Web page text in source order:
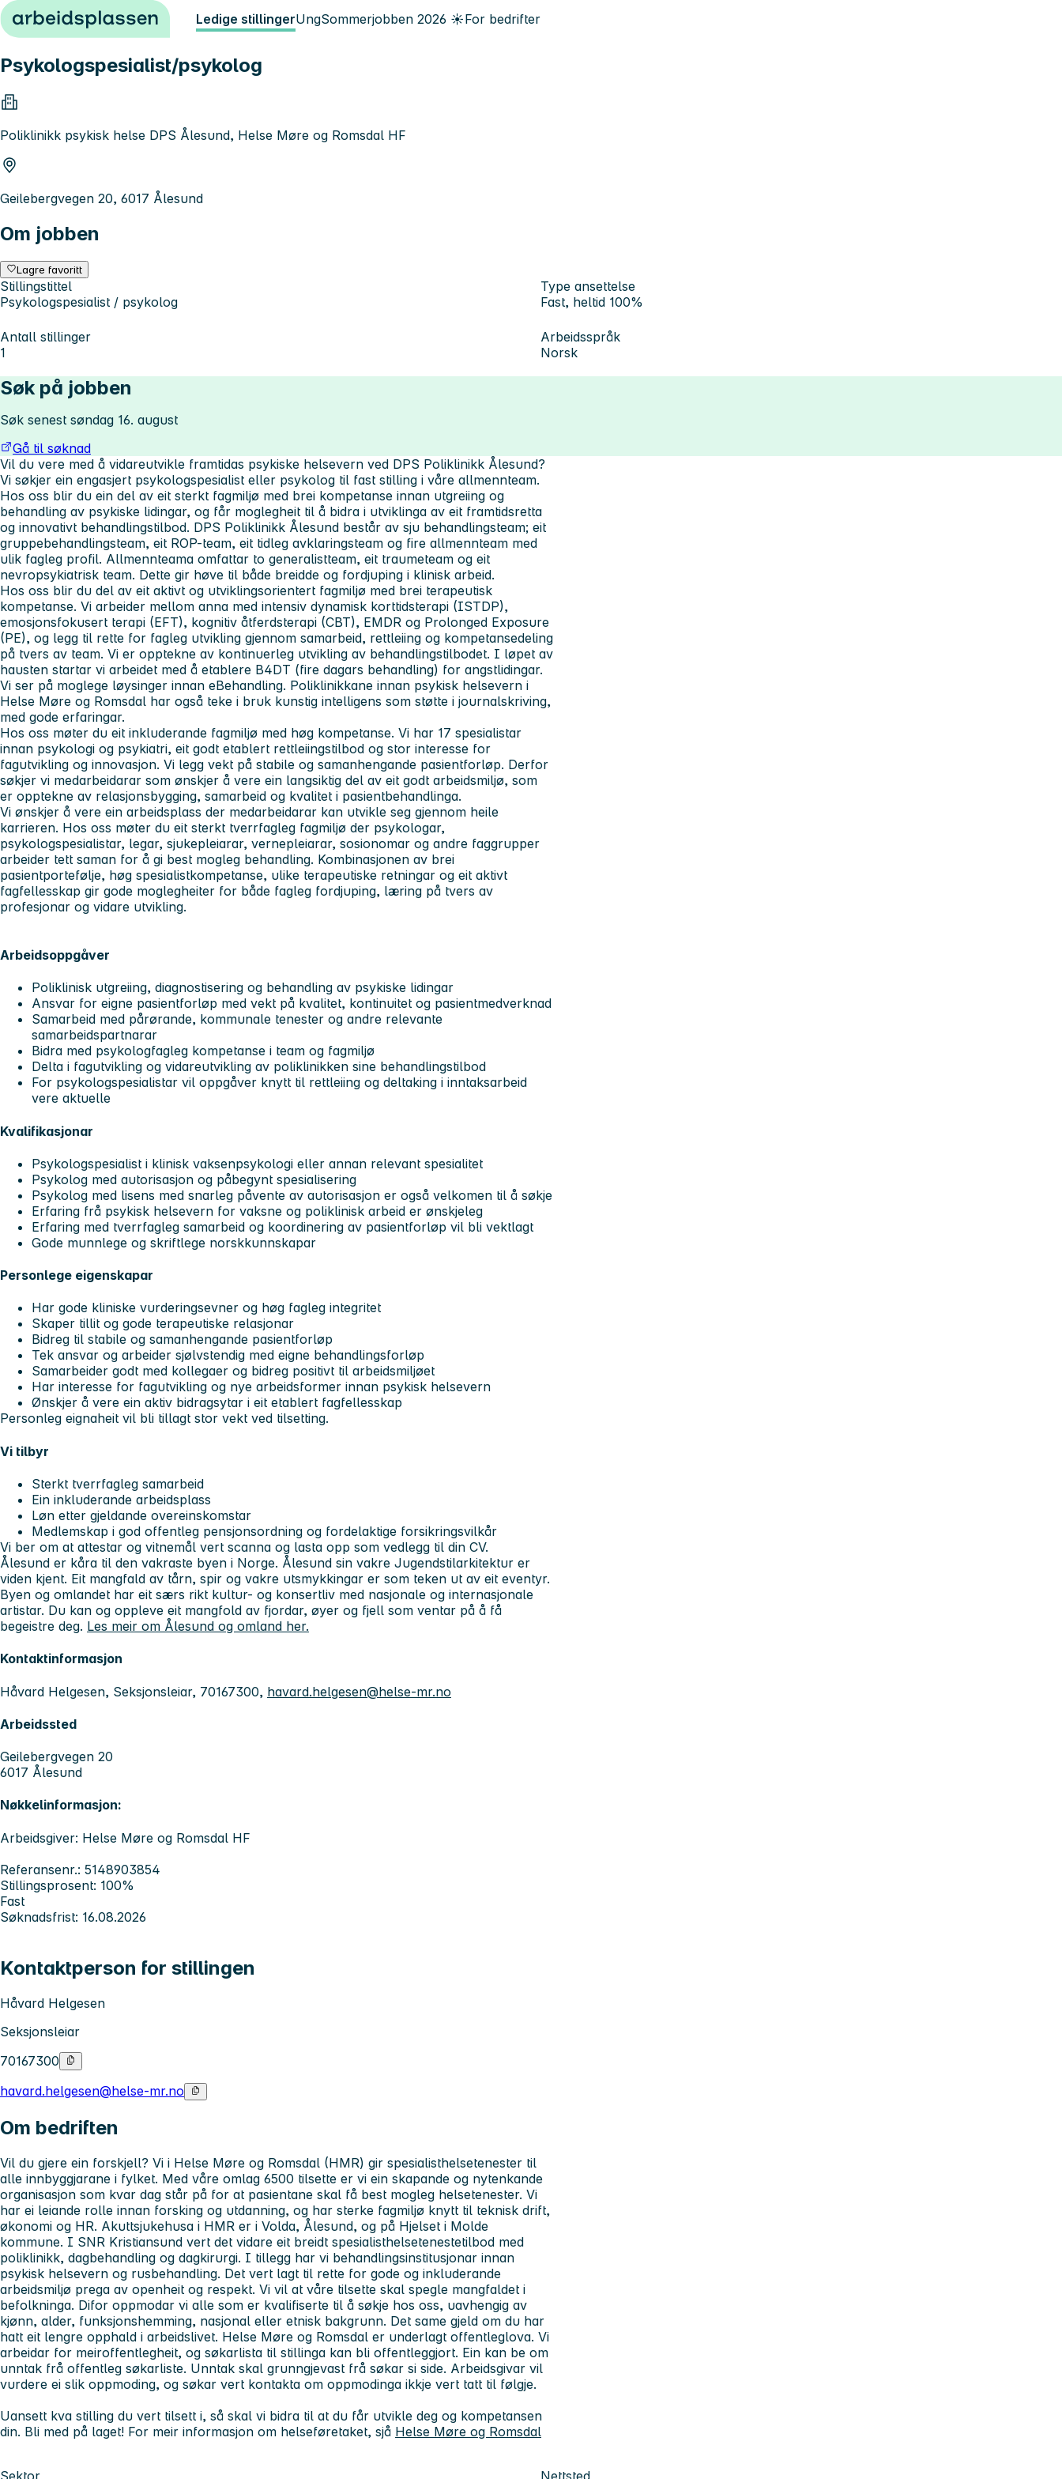
Hopp til innhold Ledige stillingerUngSommerjobben 2026 ☀️For bedrifter
Psykologspesialist/psykolog
Poliklinikk psykisk helse DPS Ålesund, Helse Møre og Romsdal HF
Geilebergvegen 20, 6017 Ålesund
Om jobben
Lagre favoritt
Stillingstittel
Psykologspesialist / psykolog
Type ansettelse
Fast, heltid 100%
Antall stillinger
1
Arbeidsspråk
Norsk
Søk på jobben
Søk senest søndag 16. august
Gå til søknad
Vil du vere med å vidareutvikle framtidas psykiske helsevern ved DPS Poliklinikk Ålesund?
Vi søkjer ein engasjert psykologspesialist eller psykolog til fast stilling i våre allmennteam.
Hos oss blir du ein del av eit sterkt fagmiljø med brei kompetanse innan utgreiing og
behandling av psykiske lidingar, og får moglegheit til å bidra i utviklinga av eit framtidsretta
og innovativt behandlingstilbod. DPS Poliklinikk Ålesund består av sju behandlingsteam; eit
gruppebehandlingsteam, eit ROP-team, eit tidleg avklaringsteam og fire allmennteam med
ulik fagleg profil. Allmennteama omfattar to generalistteam, eit traumeteam og eit
nevropsykiatrisk team. Dette gir høve til både breidde og fordjuping i klinisk arbeid.
Hos oss blir du del av eit aktivt og utviklingsorientert fagmiljø med brei terapeutisk
kompetanse. Vi arbeider mellom anna med intensiv dynamisk korttidsterapi (ISTDP),
emosjonsfokusert terapi (EFT), kognitiv åtferdsterapi (CBT), EMDR og Prolonged Exposure
(PE), og legg til rette for fagleg utvikling gjennom samarbeid, rettleiing og kompetansedeling
på tvers av team. Vi er opptekne av kontinuerleg utvikling av behandlingstilbodet. I løpet av
hausten startar vi arbeidet med å etablere B4DT (fire dagars behandling) for angstlidingar.
Vi ser på moglege løysinger innan eBehandling. Poliklinikkane innan psykisk helsevern i
Helse Møre og Romsdal har også teke i bruk kunstig intelligens som støtte i journalskriving,
med gode erfaringar.
Hos oss møter du eit inkluderande fagmiljø med høg kompetanse. Vi har 17 spesialistar
innan psykologi og psykiatri, eit godt etablert rettleiingstilbod og stor interesse for
fagutvikling og innovasjon. Vi legg vekt på stabile og samanhengande pasientforløp. Derfor
søkjer vi medarbeidarar som ønskjer å vere ein langsiktig del av eit godt arbeidsmiljø, som
er opptekne av relasjonsbygging, samarbeid og kvalitet i pasientbehandlinga.
Vi ønskjer å vere ein arbeidsplass der medarbeidarar kan utvikle seg gjennom heile
karrieren. Hos oss møter du eit sterkt tverrfagleg fagmiljø der psykologar,
psykologspesialistar, legar, sjukepleiarar, vernepleiarar, sosionomar og andre faggrupper
arbeider tett saman for å gi best mogleg behandling. Kombinasjonen av brei
pasientportefølje, høg spesialistkompetanse, ulike terapeutiske retningar og eit aktivt
fagfellesskap gir gode moglegheiter for både fagleg fordjuping, læring på tvers av
profesjonar og vidare utvikling.
Arbeidsoppgåver
Poliklinisk utgreiing, diagnostisering og behandling av psykiske lidingar
Ansvar for eigne pasientforløp med vekt på kvalitet, kontinuitet og pasientmedverknad
Samarbeid med pårørande, kommunale tenester og andre relevante
samarbeidspartnarar
Bidra med psykologfagleg kompetanse i team og fagmiljø
Delta i fagutvikling og vidareutvikling av poliklinikken sine behandlingstilbod
For psykologspesialistar vil oppgåver knytt til rettleiing og deltaking i inntaksarbeid
vere aktuelle
Kvalifikasjonar
Psykologspesialist i klinisk vaksenpsykologi eller annan relevant spesialitet
Psykolog med autorisasjon og påbegynt spesialisering
Psykolog med lisens med snarleg påvente av autorisasjon er også velkomen til å søkje
Erfaring frå psykisk helsevern for vaksne og poliklinisk arbeid er ønskjeleg
Erfaring med tverrfagleg samarbeid og koordinering av pasientforløp vil bli vektlagt
Gode munnlege og skriftlege norskkunnskapar
Personlege eigenskapar
Har gode kliniske vurderingsevner og høg fagleg integritet
Skaper tillit og gode terapeutiske relasjonar
Bidreg til stabile og samanhengande pasientforløp
Tek ansvar og arbeider sjølvstendig med eigne behandlingsforløp
Samarbeider godt med kollegaer og bidreg positivt til arbeidsmiljøet
Har interesse for fagutvikling og nye arbeidsformer innan psykisk helsevern
Ønskjer å vere ein aktiv bidragsytar i eit etablert fagfellesskap
Personleg eignaheit vil bli tillagt stor vekt ved tilsetting.
Vi tilbyr
Sterkt tverrfagleg samarbeid
Ein inkluderande arbeidsplass
Løn etter gjeldande overeinskomstar
Medlemskap i god offentleg pensjonsordning og fordelaktige forsikringsvilkår
Vi ber om at attestar og vitnemål vert scanna og lasta opp som vedlegg til din CV.
Ålesund er kåra til den vakraste byen i Norge. Ålesund sin vakre Jugendstilarkitektur er
viden kjent. Eit mangfald av tårn, spir og vakre utsmykkingar er som teken ut av eit eventyr.
Byen og omlandet har eit særs rikt kultur- og konsertliv med nasjonale og internasjonale
artistar. Du kan og oppleve eit mangfold av fjordar, øyer og fjell som ventar på å få
begeistre deg. Les meir om Ålesund og omland her.
Kontaktinformasjon
Håvard Helgesen, Seksjonsleiar, 70167300, havard.helgesen@helse-mr.no
Arbeidssted
Geilebergvegen 20
6017 Ålesund
Nøkkelinformasjon:
Arbeidsgiver: Helse Møre og Romsdal HF
Referansenr.: 5148903854
Stillingsprosent: 100%
Fast
Søknadsfrist: 16.08.2026
Kontaktperson for stillingen
Håvard Helgesen
Seksjonsleiar
70167300
havard.helgesen@helse-mr.no
Om bedriften
Vil du gjere ein forskjell? Vi i Helse Møre og Romsdal (HMR) gir spesialisthelsetenester til
alle innbyggjarane i fylket. Med våre omlag 6500 tilsette er vi ein skapande og nytenkande
organisasjon som kvar dag står på for at pasientane skal få best mogleg helsetenester. Vi
har ei leiande rolle innan forsking og utdanning, og har sterke fagmiljø knytt til teknisk drift,
økonomi og HR. Akuttsjukehusa i HMR er i Volda, Ålesund, og på Hjelset i Molde
kommune. I SNR Kristiansund vert det vidare eit breidt spesialisthelsetenestetilbod med
poliklinikk, dagbehandling og dagkirurgi. I tillegg har vi behandlingsinstitusjonar innan
psykisk helsevern og rusbehandling. Det vert lagt til rette for gode og inkluderande
arbeidsmiljø prega av openheit og respekt. Vi vil at våre tilsette skal spegle mangfaldet i
befolkninga. Difor oppmodar vi alle som er kvalifiserte til å søkje hos oss, uavhengig av
kjønn, alder, funksjonshemming, nasjonal eller etnisk bakgrunn. Det same gjeld om du har
hatt eit lengre opphald i arbeidslivet. Helse Møre og Romsdal er underlagt offentleglova. Vi
arbeidar for meiroffentlegheit, og søkarlista til stillinga kan bli offentleggjort. Ein kan be om
unntak frå offentleg søkarliste. Unntak skal grunngjevast frå søkar si side. Arbeidsgivar vil
vurdere ei slik oppmoding, og søkar vert kontakta om oppmodinga ikkje vert tatt til følgje.
Uansett kva stilling du vert tilsett i, så skal vi bidra til at du får utvikle deg og kompetansen
din. Bli med på laget! For meir informasjon om helseføretaket, sjå Helse Møre og Romsdal
Sektor
Nettsted